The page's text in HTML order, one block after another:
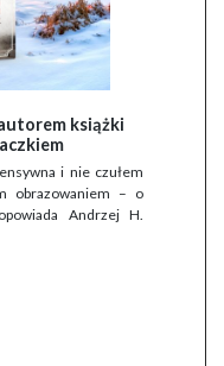
książki
i nie czułem
obrazowaniem – o
Andrzej H.